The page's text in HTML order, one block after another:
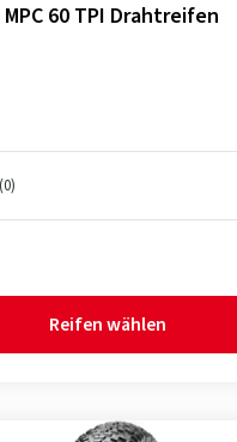
MPC 60 TPI Drahtreifen
(0)
Reifen wählen